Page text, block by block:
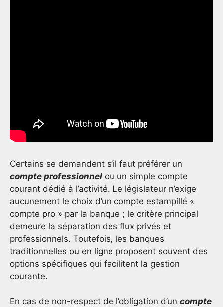
Certains se demandent s’il faut préférer un
compte professionnel ou un simple compte
courant dédié à l’activité. Le législateur n’exige
aucunement le choix d’un compte estampillé «
compte pro » par la banque ; le critère principal
demeure la séparation des flux privés et
professionnels. Toutefois, les banques
traditionnelles ou en ligne proposent souvent des
options spécifiques qui facilitent la gestion
courante.
En cas de non-respect de l’obligation d’un compte